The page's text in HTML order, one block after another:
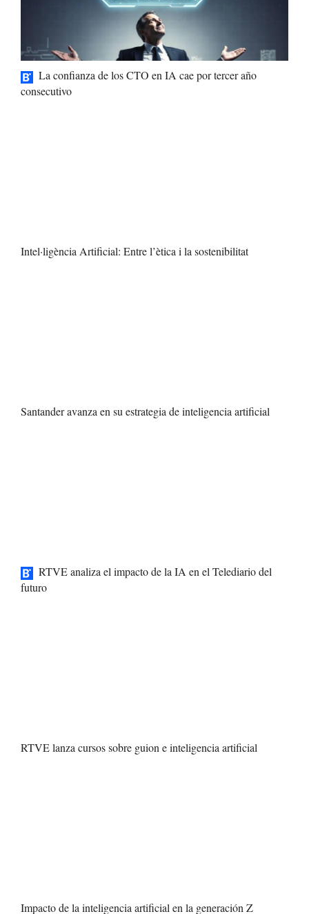
La confianza de los CTO en IA cae por tercer año
consecutivo
Intel·ligència Artificial: Entre l’ètica i la sostenibilitat
Santander avanza en su estrategia de inteligencia artificial
RTVE analiza el impacto de la IA en el Telediario del
futuro
RTVE lanza cursos sobre guion e inteligencia artificial
Impacto de la inteligencia artificial en la generación Z